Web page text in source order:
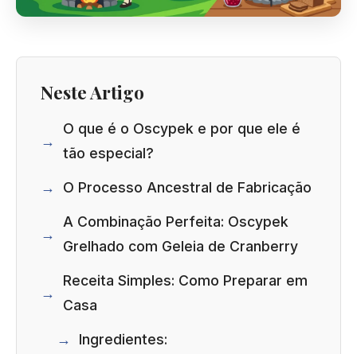
Neste Artigo
O que é o Oscypek e por que ele é
tão especial?
O Processo Ancestral de Fabricação
A Combinação Perfeita: Oscypek
Grelhado com Geleia de Cranberry
Receita Simples: Como Preparar em
Casa
Ingredientes: